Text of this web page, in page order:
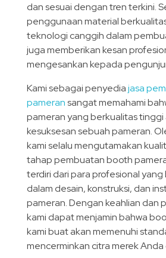
dan sesuai dengan tren terkini.
penggunaan material
teknologi canggih dalam
juga memberikan kesan
mengesankan kepada
Kami sebagai penyediajasa
pameransangat memahami
pameran yang berkualitas tinggi
kesuksesan sebuah pameran.
kami selalu mengutamakan
tahap pembuatan booth
terdiri dari para profesional
dalam desain, konstruksi, dan
pameran. Dengan keahlian dan
kami dapat menjamin bahwa
kami buat akan memenuhi
mencerminkan citra merek